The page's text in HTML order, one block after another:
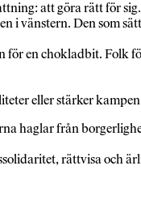
att göra rätt för sig.
i vänstern. Den som
för en chokladbit. Folk
eller stärker
haglar från
rättvisa och